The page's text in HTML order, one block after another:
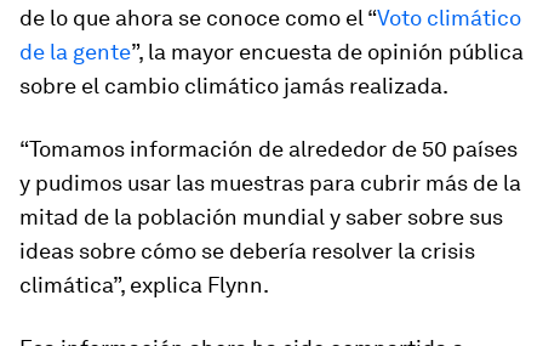
de lo que ahora se conoce como el “Voto climático
de la gente”, la mayor encuesta de opinión pública
sobre el cambio climático jamás realizada.
“Tomamos información de alrededor de 50 países
y pudimos usar las muestras para cubrir más de la
mitad de la población mundial y saber sobre sus
ideas sobre cómo se debería resolver la crisis
climática”, explica Flynn.